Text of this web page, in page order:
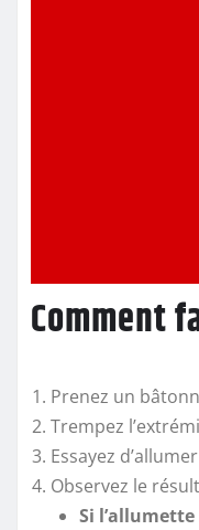
Comment
Prenez un
Trempez
Essayez
Observez le
Si